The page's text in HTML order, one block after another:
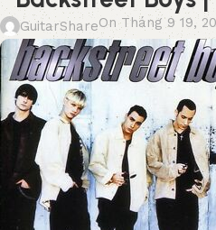
GuitarShareOn Tháng 9 19,